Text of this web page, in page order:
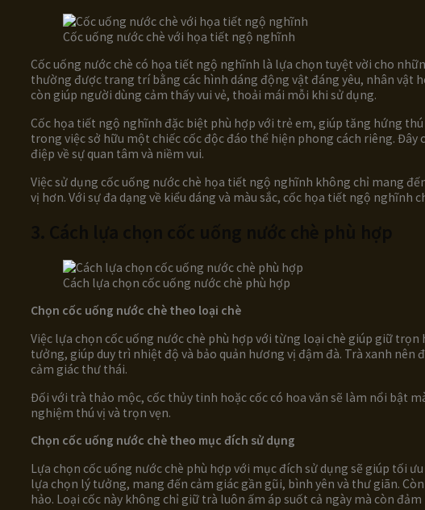
Cốc uống nước chè với họa tiết ngộ nghĩnh
Cốc uống nước chè có họa tiết ngộ nghĩnh là lựa chọn tuyệt vời cho
thường được trang trí bằng các hình dáng động vật đáng yêu, nhân
còn giúp người dùng cảm thấy vui vẻ, thoải mái mỗi khi sử dụng.
Cốc họa tiết ngộ nghĩnh đặc biệt phù hợp với trẻ em, giúp tăng hứng
trong việc sở hữu một chiếc cốc độc đáo thể hiện phong cách riêng.
điệp về sự quan tâm và niềm vui.
Việc sử dụng cốc uống nước chè họa tiết ngộ nghĩnh không chỉ mang
vị hơn. Với sự đa dạng về kiểu dáng và màu sắc, cốc họa tiết ngộ
Cách lựa chọn cốc uống nước chè phù hợp
Chọn cốc uống nước chè theo loại chè
Việc lựa chọn cốc uống nước chè phù hợp với từng loại chè giúp giữ
tưởng, giúp duy trì nhiệt độ và bảo quản hương vị đậm đà. Trà xanh
cảm giác thư thái.
Đối với trà thảo mộc, cốc thủy tinh hoặc cốc có hoa văn sẽ làm nổi bật
nghiệm thú vị và trọn vẹn.
Chọn cốc uống nước chè theo mục đích sử dụng
Lựa chọn cốc uống nước chè phù hợp với mục đích sử dụng sẽ giúp tối
lựa chọn lý tưởng, mang đến cảm giác gần gũi, bình yên và thư giãn.
hảo. Loại cốc này không chỉ giữ trà luôn ấm áp suốt cả ngày mà còn